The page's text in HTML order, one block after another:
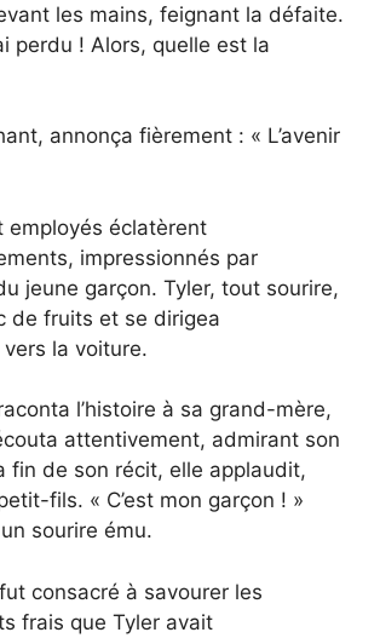
les mains, feignant la défaite.
perdu ! Alors, quelle est la
annonça fièrement : « L’avenir
employés éclatèrent
impressionnés par
jeune garçon. Tyler, tout sourire,
de fruits et se dirigea
la voiture.
l’histoire à sa grand-mère,
attentivement, admirant son
fin de son récit, elle applaudit,
fils. « C’est mon garçon ! »
sourire ému.
consacré à savourer les
frais que Tyler avait